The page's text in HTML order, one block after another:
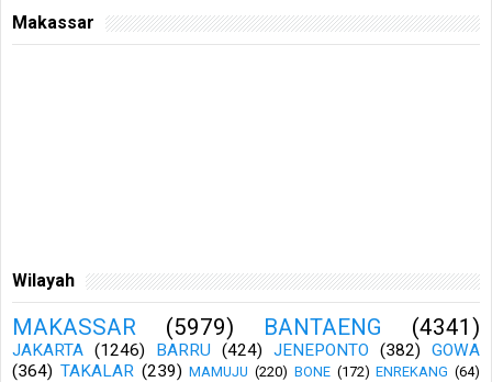
Makassar
Wilayah
MAKASSAR (5979) BANTAENG (4341)
JAKARTA (1246) BARRU (424) JENEPONTO (382)
GOWA
(364) TAKALAR (239) MAMUJU (220) BONE (172) ENREKANG (64)